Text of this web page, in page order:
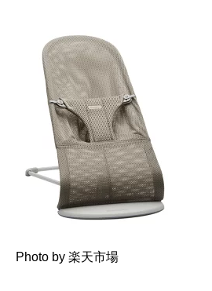
Photo by 楽天市場